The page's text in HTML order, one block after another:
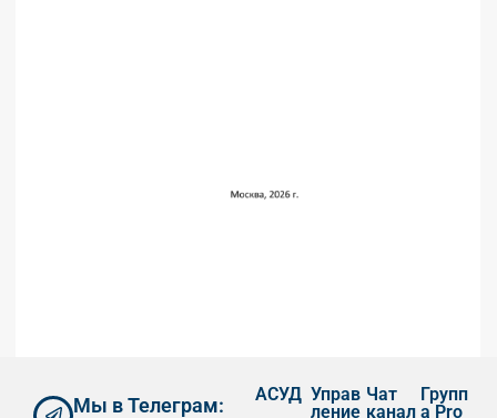
Мы в Телеграм: АСУД Управ
ление
Чат
канал
Групп
а Pro